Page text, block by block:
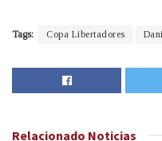
Tags: Copa Libertadores
Relacionado Noticias